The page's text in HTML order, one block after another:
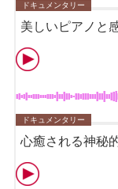
美しいピアノと
ドキュメンタリー
心癒される神秘
ドキュメンタリー